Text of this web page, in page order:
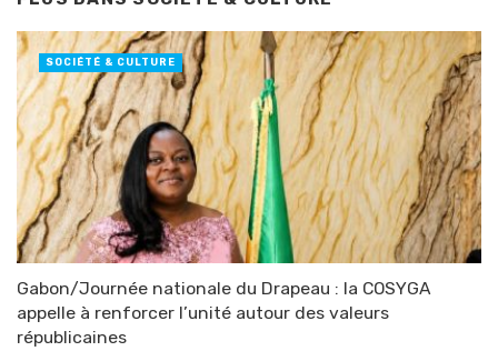
Gabon/Journée nationale du Drapeau : la COSYGA
appelle à renforcer l’unité autour des valeurs
républicaines
SOCIÉTÉ & CULTURE